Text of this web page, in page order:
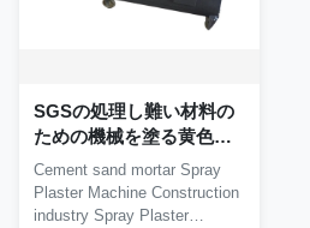
SGSの処理し難い材料の
ための機械を塗る黄色い
セメント乳鉢
Cement sand mortar Spray
Plaster Machine Construction
industry Spray Plaster